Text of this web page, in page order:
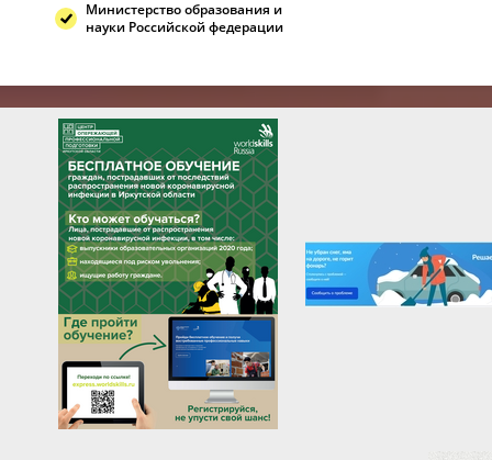
Министерство образования и
науки Российской федерации